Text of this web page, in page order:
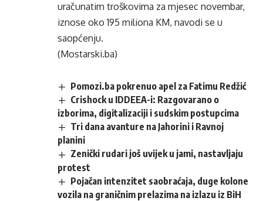
uračunatim troškovima za mjesec novembar,
iznose oko 195 miliona KM, navodi se u
saopćenju.
(Mostarski.ba)
Pomozi.ba pokrenuo apel za Fatimu Redžić
Crishock u IDDEEA-i: Razgovarano o
izborima, digitalizaciji i sudskim postupcima
Tri dana avanture na Jahorini i Ravnoj
planini
Zenički rudari još uvijek u jami, nastavljaju
protest
Pojačan intenzitet saobraćaja, duge kolone
vozila na graničnim prelazima na izlazu iz BiH